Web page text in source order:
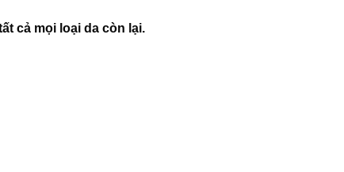
cả mọi loại da còn lại.